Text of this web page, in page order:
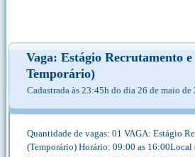
Vaga: Estágio Recrutamento e
Temporário)
Cadastrada às 23:45h do dia 26 de maio de
Quantidade de vagas: 01 VAGA: Estágio
(Temporário) Horário: 09:00 as 16:00Local